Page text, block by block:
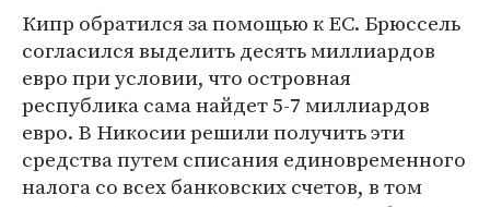
Кипр обратился за помощью к ЕС. Брюссель
согласился выделить десять миллиардов
евро при условии, что островная
республика сама найдет 5-7 миллиардов
евро. В Никосии решили получить эти
средства путем списания единовременного
налога со всех банковских счетов, в том